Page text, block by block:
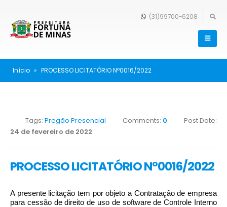
(31)99700-6208
Início » PROCESSO LICITATÓRIO Nº0016/2022
Tags: Pregão Presencial Comments: 0
Post Date:
24 de fevereiro de 2022
PROCESSO LICITATÓRIO Nº0016/2022
A presente licitação tem por objeto a Contratação de empresa
para cessão de direito de uso de software de Controle Interno